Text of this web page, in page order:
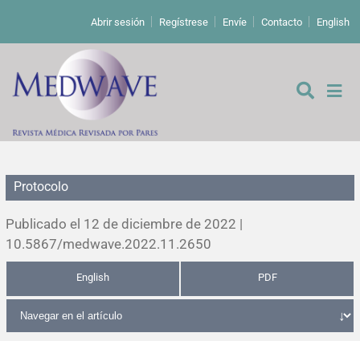
Abrir sesión Regístrese Envíe Contacto English
De los editores
Editoriales
Comentarios
Cartas a los editores
Estudios originales
Estudios cualitativos
Análisis
Protocolo
Publicado el 12 de diciembre de 2022 |
10.5867/medwave.2022.11.2650
English PDF